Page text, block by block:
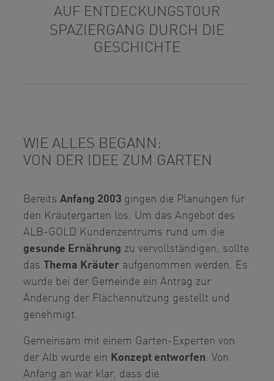
AUF ENTDECKUNGSTOUR
SPAZIERGANG DURCH DIE
GESCHICHTE
WIE ALLES BEGANN:
VON DER IDEE ZUM GARTEN
Bereits Anfang 2003 gingen die Planungen für
den Kräutergarten los. Um das Angebot des
ALB-GOLD Kundenzentrums rund um die
gesunde Ernährung zu vervollständigen, sollte
das
Thema Kräuter aufgenommen werden. Es
wurde bei der Gemeinde ein Antrag zur
Änderung der Flächennutzung gestellt und
genehmigt.
Gemeinsam mit einem Garten-Experten von
der Alb wurde ein Konzept entworfen. Von
Anfang an war klar, dass die